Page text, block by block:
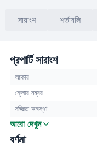
সারাংশ শর্তাবলি
প্রপার্টি সারাংশ
আকার
ফ্লোর নম্বর
সজ্জিত অবস্থা
বসার রুম
Drawing Room
আরো দেখুন
বর্ণনা